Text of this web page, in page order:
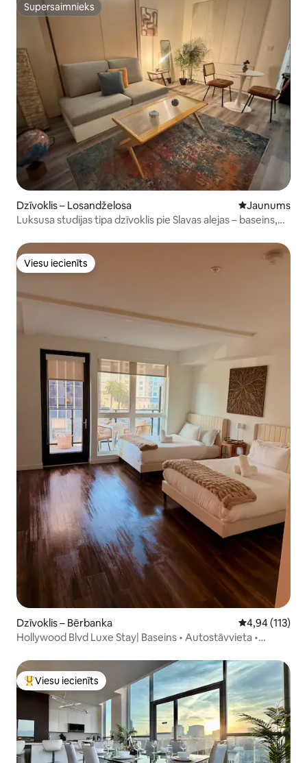
Supersaimnieks
Supersaimnieks
Dzīvoklis – Losandželosa Jauns mājoklis
Jaunums
Luksusa studijas tipa dzīvoklis pie Slavas alejas – baseins,
Viesu iecienīts
Viesu iecienīts
Dzīvoklis – Bērbanka Vidējais
4,94 (113)
Hollywood Blvd Luxe Stay| Baseins • Autostāvvieta •
Populārs viesu iecienīts mājoklis
Viesu iecienīts